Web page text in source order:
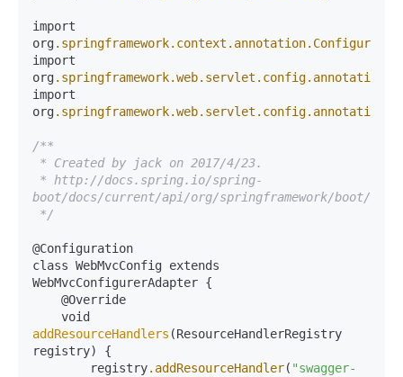
import
org.springframework.context .annotation
import
org.springframework.web.servlet .config.annotation
import
org.springframework.web.servlet .config.annotation
/**
boot/docs/current/api/org/springframework/boot/
*/
@Configuration
class WebMvcConfig extends
WebMvcConfigurerAdapter {
addResourceHandlers (ResourceHandlerRegistry
registry) {
        registry
.addResourceHandler( "swagger-